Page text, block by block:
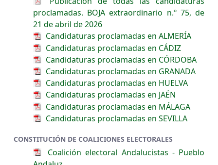
proclamadas. BOJA extraordinario n.º 75, de
21 de abril de 2026
Candidaturas proclamadas en ALMERÍA
Candidaturas proclamadas en CÁDIZ
Candidaturas proclamadas en CÓRDOBA
Candidaturas proclamadas en GRANADA
Candidaturas proclamadas en HUELVA
Candidaturas proclamadas en JAÉN
Candidaturas proclamadas en MÁLAGA
Candidaturas proclamadas en SEVILLA
CONSTITUCIÓN DE COALICIONES ELECTORALES
Coalición electoral Andalucistas - Pueblo